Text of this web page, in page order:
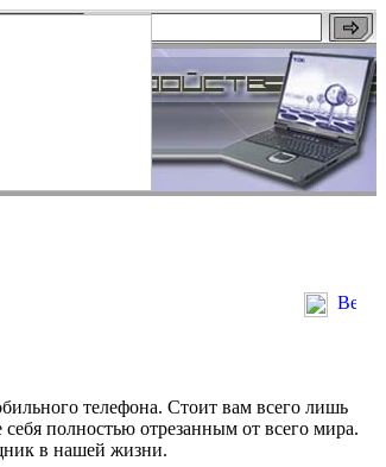
телефона. Стоит вам всего лишь
полностью отрезанным от всего мира.
в нашей жизни.